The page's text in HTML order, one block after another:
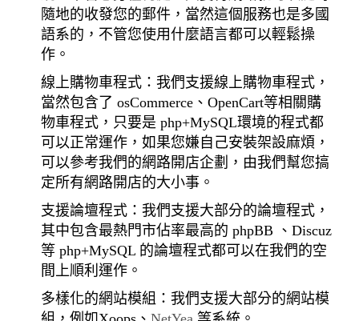
隨地的收發您的郵件，當然這個服務也是多國
語系的，不管您使用什麼語言都可以輕鬆操
作。
線上購物車程式：我們支援線上購物車程式，
當然包含了 osCommerce、OpenCart等相關購
物車程式，只要是 php+MySQL環境的程式都
可以正常運作，如果您嫌自己安裝架設麻煩，
可以參考我們的網路開店企劃，由我們幫您搞
定所有網路開店的大小事。
支援論壇程式：我們支援大部分的論壇程式，
其中包含最熱門市佔率最高的 phpBB 、Discuz
等 php+MySQL 的論壇程式都可以在我們的空
間上順利運作。
多樣化的網站模組：我們支援大部分的網站模